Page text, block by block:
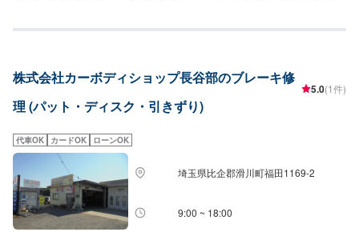
案！>★お安く済ませたい…★お時間があまり取れない…などのご相談もお気
納期は通常2日～3日程度で納車となります。(要相談)納期は前後する場合が
ございます。予めご了承ください。-----代車について-----代車をご用意してい
ます。お車の作業中は代車をご利用ください。※代車の燃料代はお客様にご負
つけてお越しください。駐車スペースは事務所前の空いているスペースに駐
車してください。受付はスタッフへ「メンテモで予約しました」とお伝えく
ださい。ご案内いたします。【定休日・営業時間】定休日：日曜日、祝日営
業時間：8:30~1７:00
株式会社カーボディショップ長谷部のブレーキ修
理 (パット・ディスク・引きずり)
5.0(1件)
代車OK カードOK ローンOK
埼玉県比企郡滑川町福田1169-2
9:00 ~ 18:00